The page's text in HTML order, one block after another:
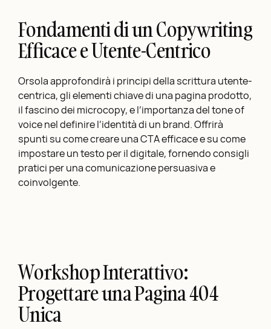
Fondamenti di un Copywriting
Efficace e Utente-Centrico
Orsola approfondirà i principi della scrittura utente-
centrica, gli elementi chiave di una pagina prodotto,
il fascino dei microcopy, e l’importanza del tone of
voice nel definire l’identità di un brand. Offrirà
spunti su come creare una CTA efficace e su come
impostare un testo per il digitale, fornendo consigli
pratici per una comunicazione persuasiva e
coinvolgente.
Workshop Interattivo:
Progettare una Pagina 404
Unica